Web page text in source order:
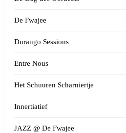
De Fwajee
Durango Sessions
Entre Nous
Het Schuuren Scharniertje
Innertiatief
JAZZ @ De Fwajee